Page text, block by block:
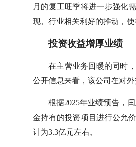
月的复工旺季将进一步强化
现。行业相关利好的推动，
投资收益增厚业绩
在主营业务回暖的同时
公开信息来看，该公司在对
根据2025年业绩预告，
金持有的投资项目进行公允
计为3.3亿元左右。